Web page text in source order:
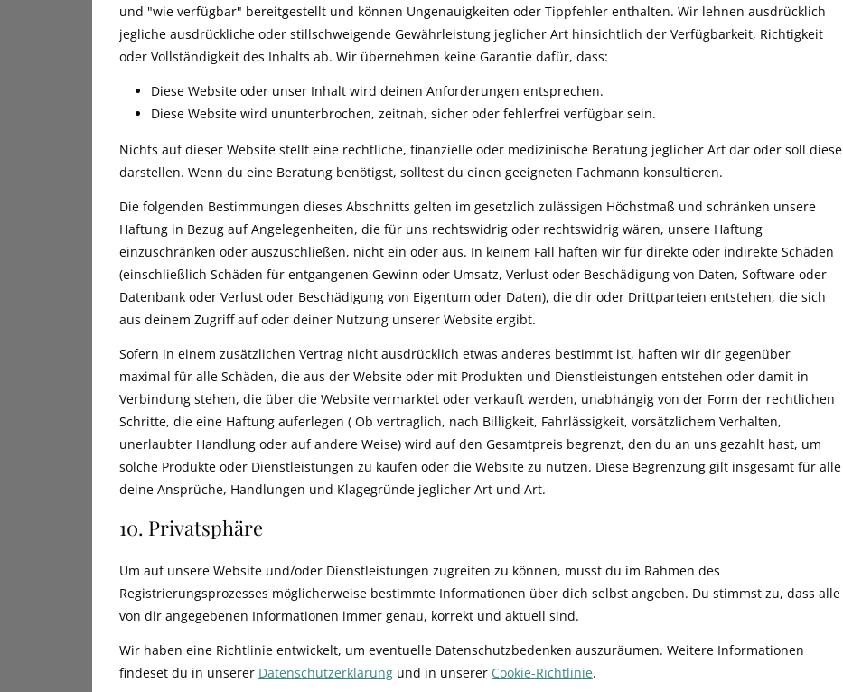
und "wie verfügbar" bereitgestellt und können Ungenauigkeiten oder Tippfehler enthalten. Wir lehnen ausdrücklich
jegliche ausdrückliche oder stillschweigende Gewährleistung jeglicher Art hinsichtlich der Verfügbarkeit, Richtigkeit
oder Vollständigkeit des Inhalts ab. Wir übernehmen keine Garantie dafür, dass:
Diese Website oder unser Inhalt wird deinen Anforderungen entsprechen.
Diese Website wird ununterbrochen, zeitnah, sicher oder fehlerfrei verfügbar sein.
Nichts auf dieser Website stellt eine rechtliche, finanzielle oder medizinische Beratung jeglicher Art dar oder soll diese
darstellen. Wenn du eine Beratung benötigst, solltest du einen geeigneten Fachmann konsultieren.
Die folgenden Bestimmungen dieses Abschnitts gelten im gesetzlich zulässigen Höchstmaß und schränken unsere
Haftung in Bezug auf Angelegenheiten, die für uns rechtswidrig oder rechtswidrig wären, unsere Haftung
einzuschränken oder auszuschließen, nicht ein oder aus. In keinem Fall haften wir für direkte oder indirekte Schäden
(einschließlich Schäden für entgangenen Gewinn oder Umsatz, Verlust oder Beschädigung von Daten, Software oder
Datenbank oder Verlust oder Beschädigung von Eigentum oder Daten), die dir oder Drittparteien entstehen, die sich
aus deinem Zugriff auf oder deiner Nutzung unserer Website ergibt.
Sofern in einem zusätzlichen Vertrag nicht ausdrücklich etwas anderes bestimmt ist, haften wir dir gegenüber
maximal für alle Schäden, die aus der Website oder mit Produkten und Dienstleistungen entstehen oder damit in
Verbindung stehen, die über die Website vermarktet oder verkauft werden, unabhängig von der Form der rechtlichen
Schritte, die eine Haftung auferlegen ( Ob vertraglich, nach Billigkeit, Fahrlässigkeit, vorsätzlichem Verhalten,
unerlaubter Handlung oder auf andere Weise) wird auf den Gesamtpreis begrenzt, den du an uns gezahlt hast, um
solche Produkte oder Dienstleistungen zu kaufen oder die Website zu nutzen. Diese Begrenzung gilt insgesamt für alle
deine Ansprüche, Handlungen und Klagegründe jeglicher Art und Art.
10. Privatsphäre
Um auf unsere Website und/oder Dienstleistungen zugreifen zu können, musst du im Rahmen des
Registrierungsprozesses möglicherweise bestimmte Informationen über dich selbst angeben. Du stimmst zu, dass alle
von dir angegebenen Informationen immer genau, korrekt und aktuell sind.
Wir haben eine Richtlinie entwickelt, um eventuelle Datenschutzbedenken auszuräumen. Weitere Informationen
findeset du in unserer Datenschutzerklärung und in unserer Cookie-Richtlinie.